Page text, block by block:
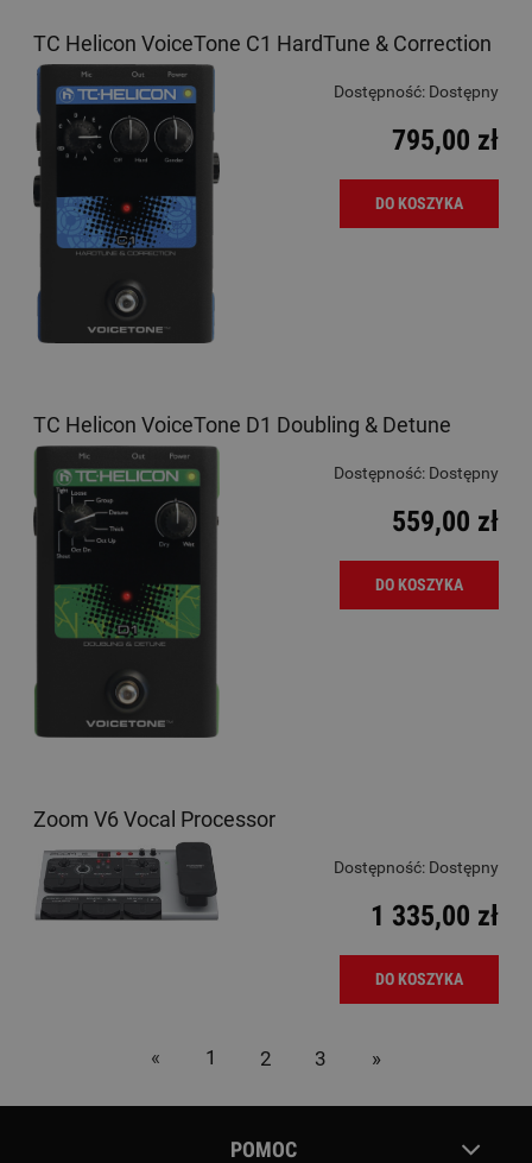
TC Helicon VoiceTone C1 HardTune & Correction
Dostępność: Dostępny
795,00 zł
DO KOSZYKA
TC Helicon VoiceTone D1 Doubling & Detune
Dostępność: Dostępny
559,00 zł
DO KOSZYKA
Zoom V6 Vocal Processor
Dostępność: Dostępny
1 335,00 zł
DO KOSZYKA
« 1 2 3 »
POMOC